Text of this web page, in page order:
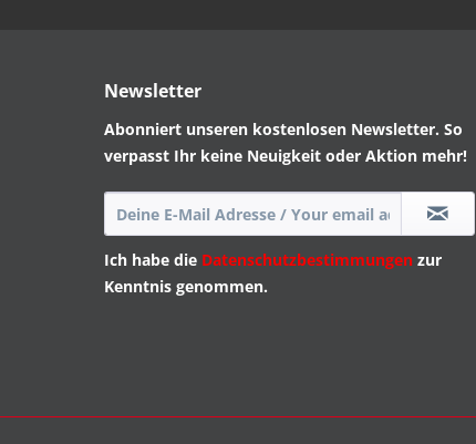
Newsletter
Abonniert unseren kostenlosen Newsletter. So
verpasst Ihr keine Neuigkeit oder Aktion mehr!
Ich habe die Datenschutzbestimmungen zur
Kenntnis genommen.